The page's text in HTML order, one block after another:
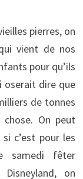
pierres, on
vient de nos
pour qu’ils
oserait dire que
de tonnes
On peut
c’est pour les
samedi fêter
on